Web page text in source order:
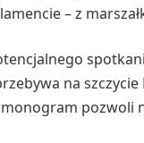
– z
na
pozwoli